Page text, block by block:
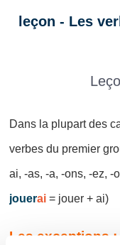
leçon - Les
Dans la plupart des
verbes du premier
ai, -as, -a, -ons, -ez, -
jouerai = jouer + ai)
Les exceptions :